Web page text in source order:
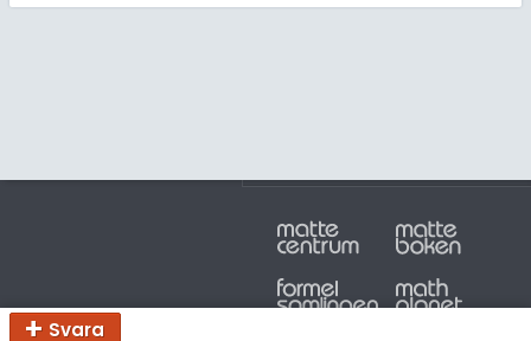
Svara